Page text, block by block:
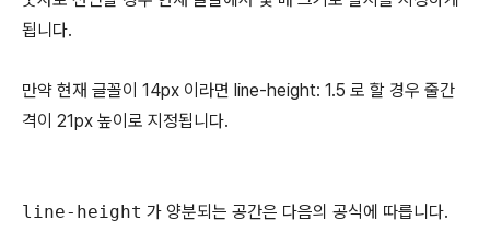
됩니다.
만약 현재 글꼴이 14px 이라면 line-height: 1.5 로 할 경우 줄간
격이 21px 높이로 지정됩니다.
line-height 가 양분되는 공간은 다음의 공식에 따릅니다.